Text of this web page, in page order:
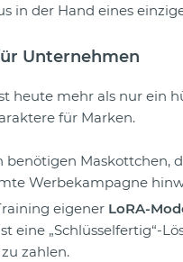
in der Hand eines
Unternehmen
heute mehr als nur ein
für Marken.
Maskottchen,
Werbekampagne
eigener LoRA-
eine „Schlüsselfertig“-
zahlen.